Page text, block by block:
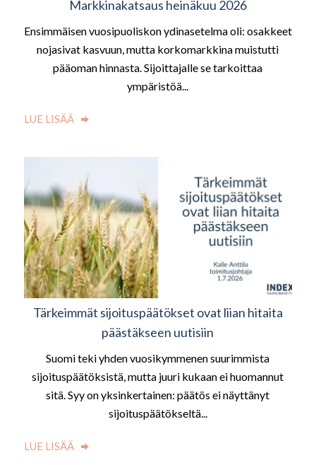
Markkinakatsaus heinäkuu 2026
Ensimmäisen vuosipuoliskon ydinasetelma oli: osakkeet
nojasivat kasvuun, mutta korkomarkkina muistutti
pääoman hinnasta. Sijoittajalle se tarkoittaa
ympäristöä...
LUE LISÄÄ
Tärkeimmät sijoituspäätökset ovat liian hitaita
päästäkseen uutisiin
Suomi teki yhden vuosikymmenen suurimmista
sijoituspäätöksistä, mutta juuri kukaan ei huomannut
sitä. Syy on yksinkertainen: päätös ei näyttänyt
sijoituspäätökseltä...
LUE LISÄÄ